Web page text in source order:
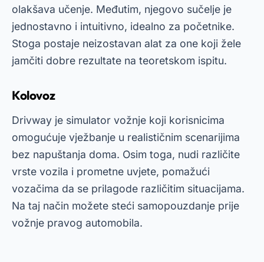
olakšava učenje. Međutim, njegovo sučelje je
jednostavno i intuitivno, idealno za početnike.
Stoga postaje neizostavan alat za one koji žele
jamčiti dobre rezultate na teoretskom ispitu.
Kolovoz
Drivway je simulator vožnje koji korisnicima
omogućuje vježbanje u realističnim scenarijima
bez napuštanja doma. Osim toga, nudi različite
vrste vozila i prometne uvjete, pomažući
vozačima da se prilagode različitim situacijama.
Na taj način možete steći samopouzdanje prije
vožnje pravog automobila.